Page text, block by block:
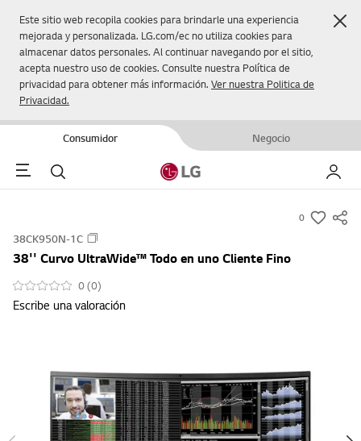
Este sitio web recopila cookies para brindarle una experiencia
mejorada y personalizada. LG.com/ec no utiliza cookies para
almacenar datos personales. Al continuar navegando por el sitio,
acepta nuestro uso de cookies. Consulte nuestra Política de
privacidad para obtener más información. Ver nuestra Politica de
Privacidad.
Consumidor Negocio
Menu Buscar Mi LG
0
s
38CK950N-1C
38'' Curvo UltraWide™ Todo en uno Cliente Fino
0 (0)
Escribe una valoración